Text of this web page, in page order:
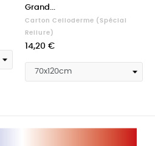
Grand...
Carton Celloderme (spécial
Reliure)
Prix
14,20 €